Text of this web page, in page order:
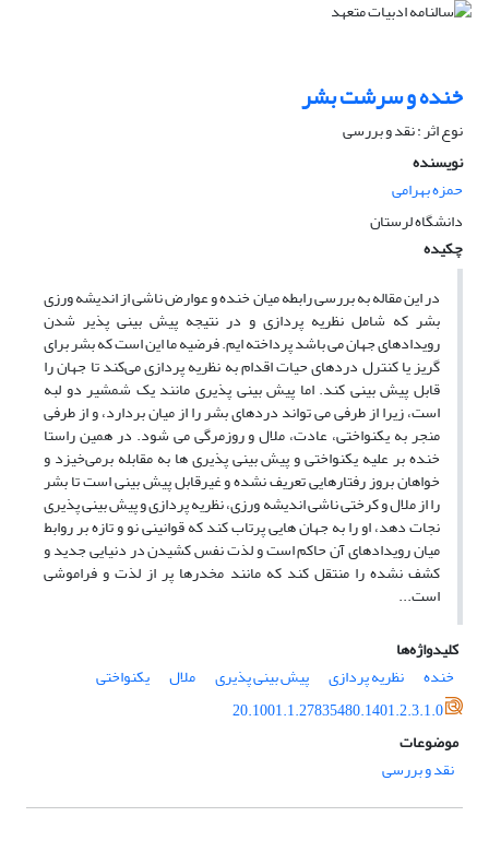
خنده و سرشت بشر
نوع اثر : نقد و بررسی
نویسنده
حمزه بهرامی
دانشگاه لرستان
چکیده
در این مقاله به بررسی رابطه میان خنده و عوارض ناشی از اندیشه ورزی
بشر که شامل نظریه پردازی و در نتیجه پیش بینی پذیر شدن
رویدادهای جهان می باشد پرداخته ایم. فرضیه ما این است که بشر برای
گریز یا کنترل دردهای حیات اقدام به نظریه پردازی می‌کند تا جهان را
قابل پیش بینی کند. اما پیش بینی پذیری مانند یک شمشیر دو لبه
است، زیرا از طرفی می تواند دردهای بشر را از میان بردارد، و از طرفی
منجر به یکنواختی، عادت، ملال و روزمرگی می شود. در همین راستا
خنده بر علیه یکنواختی و پیش بینی پذیری ها به مقابله برمی‌خیزد و
خواهان بروز رفتارهایی تعریف نشده و غیرقابل پیش بینی است تا بشر
را از ملال و کرختی ناشی اندیشه ورزی، نظریه پردازی و پیش بینی پذیری
نجات دهد، او را به جهان هایی پرتاب کند که قوانینی نو و تازه بر روابط
میان رویدادهای آن حاکم است و لذت نفس کشیدن در دنیایی جدید و
کشف نشده را منتقل کند که مانند مخدرها پر از لذت و فراموشی
است...
کلیدواژه‌ها
خنده‌
نظریه پردازی پیش بینی پذیری ملال
یکنواختی
20.1001.1.27835480.1401.2.3.1.0
موضوعات
نقد و بررسی